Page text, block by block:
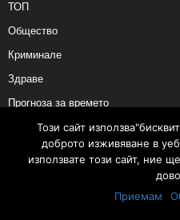
ТОП
Общество
Криминале
Здраве
Прогноза за времето
Политика
Култура
Този сайт
доброто изживяване в
използвате този сайт, ние
Приемам